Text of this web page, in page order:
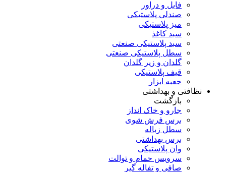
فایل و دراور
صندلی پلاستیکی
میز پلاستیکی
سبد کاغذ
سبد پلاستیکی صنعتی
سطل پلاستیکی صنعتی
گلدان و زیر گلدان
قیف پلاستیکی
جعبه ابزار
نظافتی و بهداشتی
بازگشت
جارو و خاک انداز
برس فرش شوی
سطل زباله
برس بهداشتی
وان پلاستیکی
سرویس حمام و توالت
صافی و تفاله گیر